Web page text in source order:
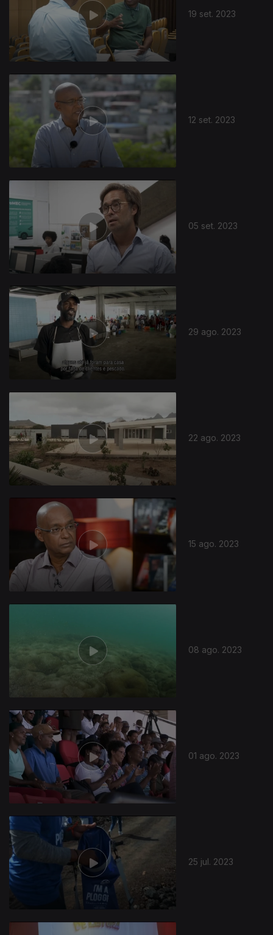
19 set. 2023
12 set. 2023
05 set. 2023
29 ago. 2023
22 ago. 2023
15 ago. 2023
08 ago. 2023
01 ago. 2023
25 jul. 2023